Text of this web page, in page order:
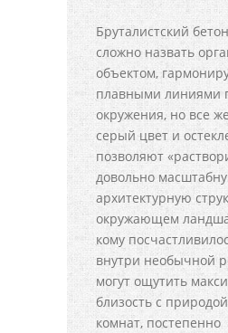
Бруталистский
сложно назвать
объектом,
плавными линиями
окружения, но все
серый цвет и
позволяют
довольно
архитектурную
окружающем
кому
внутри необычной
могут ощутить
близость с
комнат, постепенно